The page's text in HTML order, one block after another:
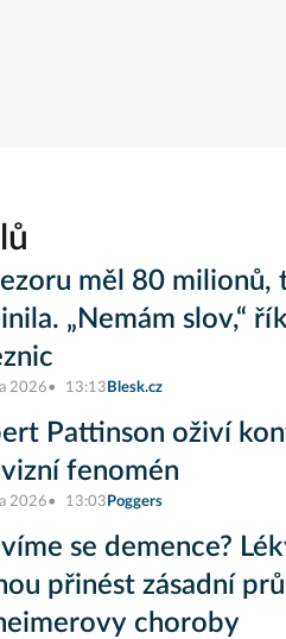
měl 80 milionů,
„Nemám slov,“
2026 13:13 Blesk.cz
Pattinson oživí
fenomén
2026 13:03 Poggers
se demence?
přinést zásadní
choroby